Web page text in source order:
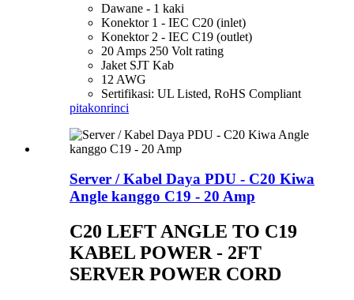
Dawane - 1 kaki
Konektor 1 - IEC C20 (inlet)
Konektor 2 - IEC C19 (outlet)
20 Amps 250 Volt rating
Jaket SJT Kab
12 AWG
Sertifikasi: UL Listed, RoHS Compliant
pitakonrinci
Server / Kabel Daya PDU - C20 Kiwa
Angle kanggo C19 - 20 Amp
C20 LEFT ANGLE TO C19
KABEL POWER - 2FT
SERVER POWER CORD